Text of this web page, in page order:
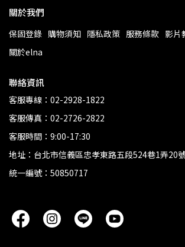
關於我們
保固登錄 購物須知 隱私政策 服務條款 影片
關於elna
聯絡資訊
客服專線：02-2928-1822
客服傳真：02-2726-2822
客服時間：9:00-17:30
地址：台北市信義區忠孝東路五段524巷1弄20
統一編號：50850717